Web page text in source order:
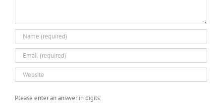
Please enter an answer in digits: